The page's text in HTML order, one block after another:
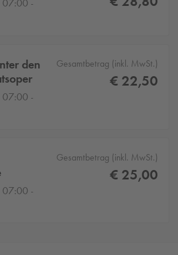
-
den
-
Gesamtbetrag (inkl. MwSt.)
€ 22,50
-
Gesamtbetrag (inkl. MwSt.)
€ 25,00